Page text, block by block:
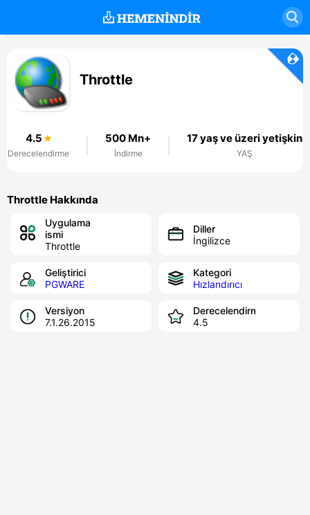
Throttle
4.5
Derecelendirme
500 Mn+
İndirme
17 yaş ve üzeri yetişkin
YAŞ
Throttle Hakkında
Uygulama
ismi
Throttle
Diller
İngilizce
Geliştirici
PGWARE
Kategori
Hızlandırıcı
Versiyon
7.1.26.2015
Derecelendirme
4.5